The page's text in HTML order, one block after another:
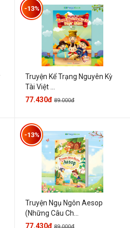
Truyện Kể Trạng Nguyên Kỳ
Tài Việt ...
-13%
77.430đ 89.000đ
Truyện Ngụ Ngôn Aesop
(Những Câu Ch...
-13%
77.430đ